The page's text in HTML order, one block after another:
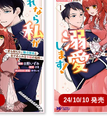
24/10/10 発売